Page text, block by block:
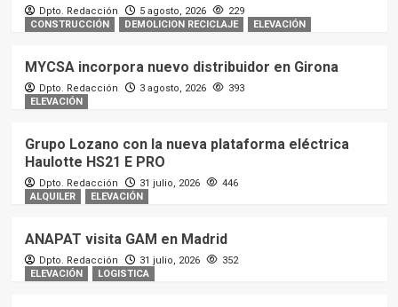
Dpto. Redacción 5 agosto, 2026
229
CONSTRUCCIÓN
DEMOLICION RECICLAJE ELEVACIÓN
MYCSA incorpora nuevo distribuidor en Girona
Dpto. Redacción 3 agosto, 2026
393
ELEVACIÓN
Grupo Lozano con la nueva plataforma eléctrica
Haulotte HS21 E PRO
Dpto. Redacción 31 julio, 2026
446
ALQUILER
ELEVACIÓN
ANAPAT visita GAM en Madrid
Dpto. Redacción 31 julio, 2026
352
ELEVACIÓN
LOGISTICA